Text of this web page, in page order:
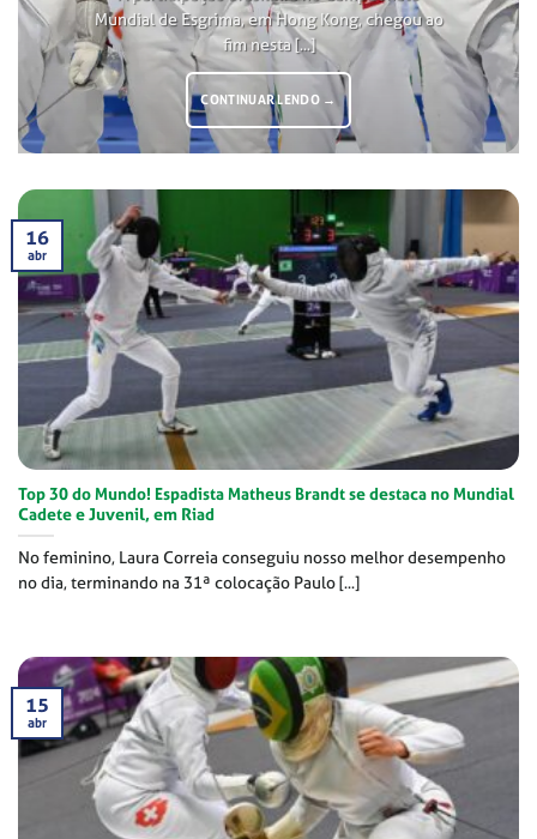
Mundial de Esgrima, em Hong Kong, chegou ao
fim nesta [...]
CONTINUAR LENDO →
Top 30 do Mundo! Espadista Matheus Brandt se destaca no Mundial
Cadete e Juvenil, em Riad
No feminino, Laura Correia conseguiu nosso melhor desempenho
no dia, terminando na 31ª colocação Paulo [...]
16
abr
15
abr